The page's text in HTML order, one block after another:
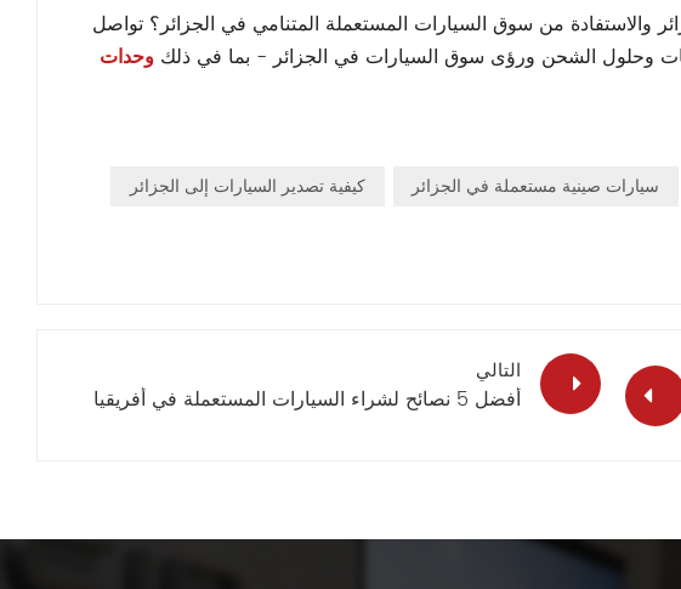
من سوق السيارات المستعملة المتنامي في الجزائر؟ تواصل
وحلول الشحن ورؤى سوق السيارات في الجزائر - بما في ذلك وحدات
سيارات صينية مستعملة في الجزائر
كيفية تصدير السيارات إلى الجزائر
التالي
أفضل 5 نصائح لشراء السيارات المستعملة في أفريقيا